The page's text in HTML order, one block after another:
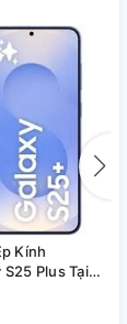
Kính
Plus Tại
| Bảo